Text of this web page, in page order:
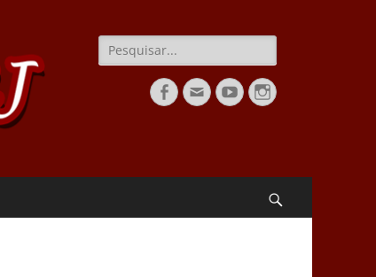
Pesquisar
por:
Facebook
EmailYouTubeInstagram